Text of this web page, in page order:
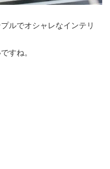
ルでオシャレなインテリ
すね。